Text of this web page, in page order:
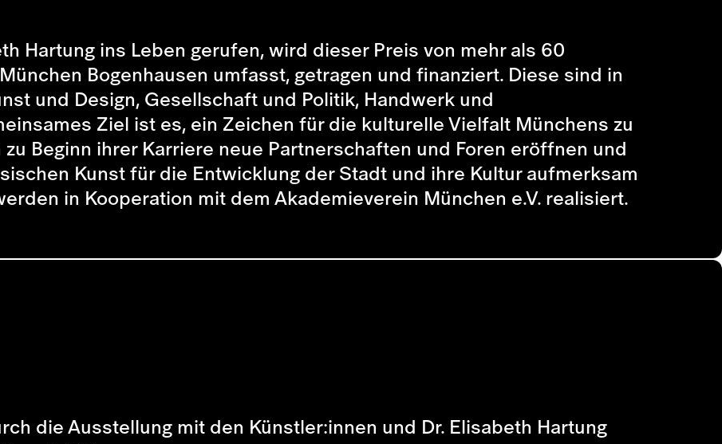
Hartung ins Leben gerufen, wird dieser Preis von mehr als 60
Bogenhausen umfasst, getragen und finanziert. Diese sind in
und Design, Gesellschaft und Politik, Handwerk und
Ziel ist es, ein Zeichen für die kulturelle Vielfalt Münchens zu
Beginn ihrer Karriere neue Partnerschaften und Foren eröffnen und
Kunst für die Entwicklung der Stadt und ihre Kultur aufmerksam
in Kooperation mit dem Akademieverein München e.V. realisiert.
die Ausstellung mit den Künstler:innen und Dr. Elisabeth Hartung